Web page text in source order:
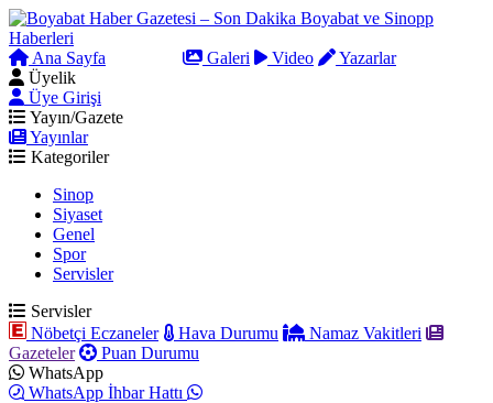
Ana Sayfa Galeri Video
Yazarlar
Üyelik
Üye Girişi
Yayın/Gazete
Yayınlar
Kategoriler
Sinop
Siyaset
Genel
Spor
Servisler
Servisler
Nöbetçi Eczaneler
Hava Durumu
Namaz Vakitleri
Gazeteler
Puan Durumu
WhatsApp
WhatsApp İhbar Hattı